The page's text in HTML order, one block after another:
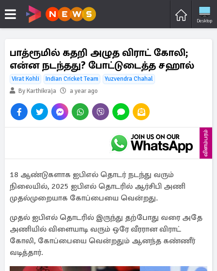
Desktop
பாத்ரூமில் கதறி அழுத விராட் கோலி;
என்ன நடந்தது? போட்டுடைத்த சஹால்
Virat Kohli Indian Cricket Team
Yuzvendra Chahal
By Karthikraja
a year ago
விளம்பரம்
18 ஆண்டுகளாக ஐபிஎல் தொடர் நடந்து வரும்
நிலையில், 2025 ஐபிஎல் தொடரில் ஆர்சிபி அணி
முதல்முறையாக கோப்பையை வென்றது.
முதல் ஐபிஎல் தொடரில் இருந்து தற்போது வரை அதே
அணியில் விளையாடி வரும் ஒரே வீரரான விராட்
கோலி, கோப்பையை வென்றதும் ஆனந்த கண்ணீர்
வடித்தார்.